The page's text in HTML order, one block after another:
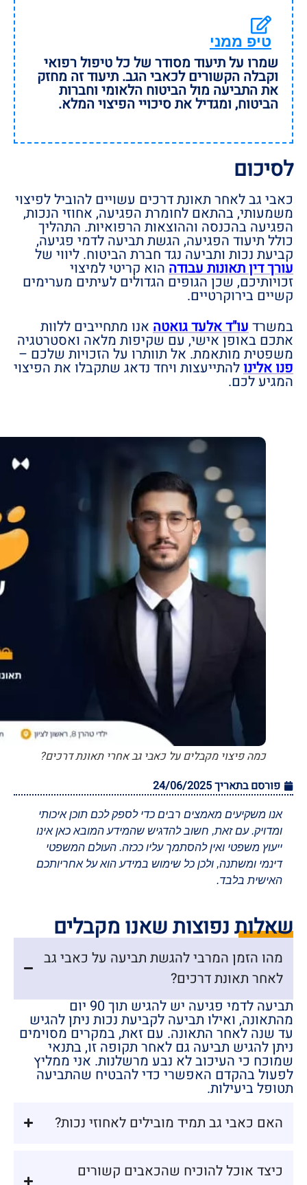
טיפ ממני
שמרו על תיעוד מסודר של כל טיפול רפואי
וקבלה הקשורים לכאבי הגב. תיעוד זה מחזק
את התביעה מול הביטוח הלאומי וחברות
הביטוח, ומגדיל את סיכויי הפיצוי המלא.
לסיכום
כאבי גב לאחר תאונת דרכים עשויים להוביל לפיצוי
משמעותי, בהתאם לחומרת הפגיעה, אחוזי הנכות,
הפגיעה בהכנסה וההוצאות הרפואיות. התהליך
כולל תיעוד הפגיעה, הגשת תביעה לדמי פגיעה,
קביעת נכות ותביעה נגד חברת הביטוח. ליווי של
עורך דין תאונות עבודה הוא קריטי למיצוי
זכויותיכם, שכן הגופים הגדולים לעיתים מערימים
קשיים בירוקרטיים.
במשרדעו"ד אלעד גואטה אנו מתחייבים ללוות
אתכם באופן אישי, עם שקיפות מלאה ואסטרטגיה
משפטית מותאמת. אל תוותרו על הזכויות שלכם –
פנו אלינולהתייעצות ויחד נדאג שתקבלו את הפיצוי
המגיע לכם.
כמה פיצוי מקבלים על כאבי גב אחרי תאונת דרכים?
פורסם בתאריך24/06/2025
אנו משקיעים מאמצים רבים כדי לספק לכם תוכן איכותי
ומדויק. עם זאת, חשוב להדגיש שהמידע המובא כאן אינו
ייעוץ משפטי ואין להסתמך עליו ככזה. העולם המשפטי
דינמי ומשתנה, ולכן כל שימוש במידע הוא על אחריותכם
האישית בלבד.
שאלות נפוצות שאנו מקבלים
מהו הזמן המרבי להגשת תביעה על כאבי גב
לאחר תאונת דרכים?
תביעה לדמי פגיעה יש להגיש תוך 90 יום
מהתאונה, ואילו תביעה לקביעת נכות ניתן להגיש
עד שנה לאחר התאונה. עם זאת, במקרים מסוימים
ניתן להגיש תביעה גם לאחר תקופה זו, בתנאי
שמוכח כי העיכוב לא נבע מרשלנות. אני ממליץ
לפעול בהקדם האפשרי כדי להבטיח שהתביעה
תטופל ביעילות.
האם כאבי גב תמיד מובילים לאחוזי נכות?
כיצד אוכל להוכיח שהכאבים קשורים